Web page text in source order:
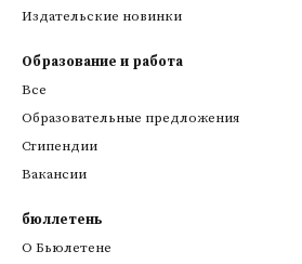
Издательские новинки
Образование и работа
Все
Образовательные предложения
Стипендии
Вакансии
бюллетень
О Бьюлетене